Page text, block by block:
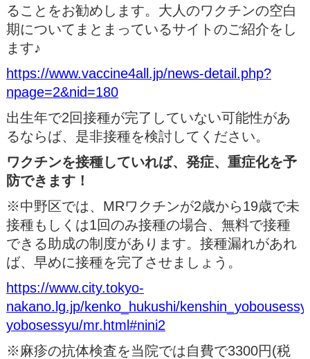
ることをお勧めします。大人のワクチンの空白
期についてまとまっているサイトのご紹介をし
ます♪
https://www.vaccine4all.jp/news-detail.php?
npage=2&nid=180
出生年で2回接種が完了していない可能性があ
るならば、是非接種を検討してください。
ワクチンを接種していれば、発症、重症化を予
防できます！
※中野区では、MRワクチンが2歳から19歳で未
接種もしくは1回のみ接種の場合、無料で接種
できる助成の制度があります。接種漏れがあれ
ば、早めに接種を完了させましょう。
https://www.city.tokyo-
nakano.lg.jp/kenko_hukushi/
yobosessyu/mr.html#nini2
※麻疹の抗体検査を当院では自費で3300円(税